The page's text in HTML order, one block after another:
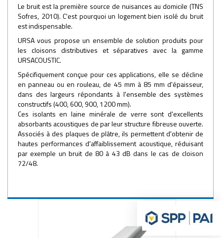
Le bruit est la première source de nuisances au domicile (TNS
Sofres, 2010). C'est pourquoi un logement bien isolé du bruit
est indispensable.
URSA vous propose un ensemble de solution produits pour
les cloisons distributives et séparatives avec la gamme
URSACOUSTIC.
Spécifiquement conçue pour ces applications, elle se décline
en panneau ou en rouleau, de 45 mm à 85 mm d'épaisseur,
dans des largeurs répondants à l'ensemble des systèmes
constructifs (400, 600, 900, 1200 mm).
Ces isolants en laine minérale de verre sont d'excellents
absorbants acoustiques de par leur structure fibreuse ouverte.
Associés à des plaques de plâtre, ils permettent d'obtenir de
hautes performances d'affaiblissement acoustique, réduisant
par exemple un bruit de 80 à 43 dB dans le cas de cloison
72/48.